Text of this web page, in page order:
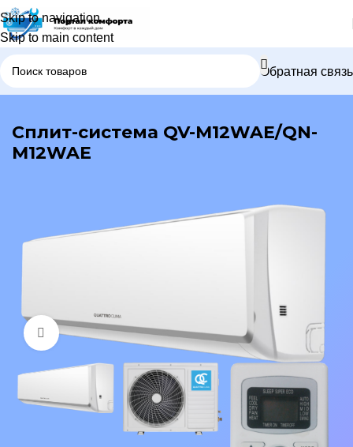
Skip to navigation
Skip to main content
Обратная связь
В каталог
Сплит-система QV-M12WAE/QN-
M12WAE
Нажмите, чтобы увеличить изображение